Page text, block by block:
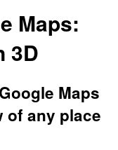
Maps:
3D
Maps
of any place